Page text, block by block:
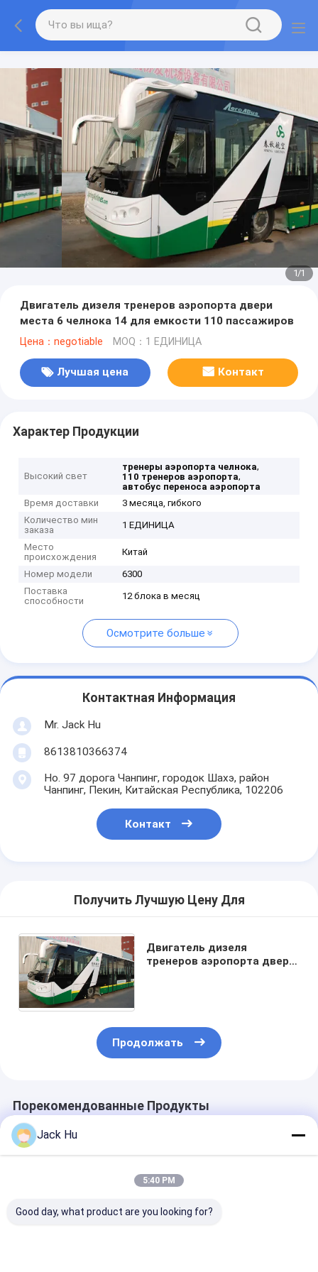
1/1
Двигатель дизеля тренеров аэропорта двери
места 6 челнока 14 для емкости 110 пассажиров
Цена：negotiable MOQ：1 ЕДИНИЦА
Лучшая цена Контакт
Характер Продукции
Высокий свет
тренеры аэропорта челнока,
110 тренеров аэропорта,
автобус переноса аэропорта
Время доставки
3 месяца, гибкого
Количество мин
заказа
1 ЕДИНИЦА
Место
происхождения
Китай
Номер модели
6300
Поставка
способности
12 блока в месяц
Осмотрите больше
Контактная Информация
Mr. Jack Hu
8613810366374
Но. 97 дорога Чанпинг, городок Шахэ, район
Чанпинг, Пекин, Китайская Республика, 102206
Контакт
Получить Лучшую Цену Для
Двигатель дизеля
тренеров аэропорта двери
Продолжать
Порекомендованные Продукты
Jack Hu
5:40 PM
Good day, what product are you looking for?